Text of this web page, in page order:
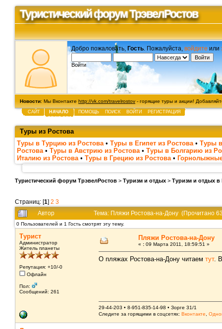
Туристический форум ТрэвелРостов
Добро пожаловать, Гость . Пожалуйста, войдите или
Войти
Новости: Мы Вконтакте http://vk.com/travelrostov - горящие туры и акции!
САЙТ НАЧАЛО ПОМОЩЬ ПОИСК ВОЙТИ РЕГИСТРАЦИЯ
Туры из Ростова
Туры в Турцию из Ростова • Туры в Египет из Ростова • Туры
Ростова • Туры в Австрию из Ростова • Туры в Болгарию из
Италию из Ростова • Туры в Грецию из Ростова •
Туристический форум ТрэвелРостов > Туризм и отдых > Туризм и отдых в
Страниц: [1] 2 3
Автор
Тема: Пляжи Ростова-на-Дону (Прочитано
0 Пользователей и 1 Гость смотрят эту тему.
Турист
Администратор
Житель планеты
Репутация: +10/-0
Офлайн
Пол:
Сообщений: 261
Пляжи Ростова-на-Дону
« : 09 Марта 2011, 18:59:51 »
О пляжах Ростова-на-Дону читаем тут.
29-44-203 • 8-951-835-14-98 • Зорге 31/1
Следите за горящими в соцсетях: Вконтакте